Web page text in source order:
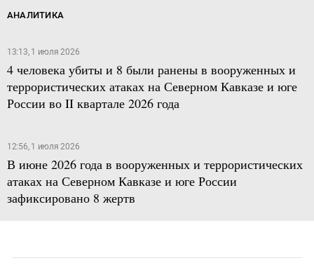
АНАЛИТИКА
13:13, 1 июля 2026
4 человека убиты и 8 были ранены в вооруженных и
террористических атаках на Северном Кавказе и юге
России во II квартале 2026 года
12:56, 1 июля 2026
В июне 2026 года в вооруженных и террористических
атаках на Северном Кавказе и юге России
зафиксировано 8 жертв